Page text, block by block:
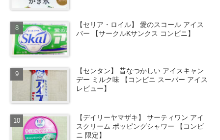
【セリア・ロイル】 愛のスコール アイス
バー 【サークルKサンクス コンビニ】
【センタン】 昔なつかしい アイスキャン
デー ミルク味 【コンビニ スーパー アイス
レビュー】
【デイリーヤマザキ】 サーティワン アイ
スクリーム ポッピングシャワー 【コンビ
ニ 限定】